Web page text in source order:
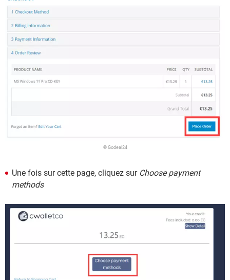
© Godeal24
Une fois sur cette page, cliquez sur Choose payment
methods